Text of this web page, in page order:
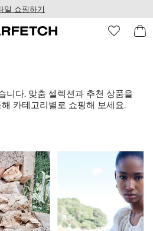
일 쇼핑하기
니다. 맞춤 셀렉션과 추천 상품을
카테고리별로 쇼핑해 보세요.